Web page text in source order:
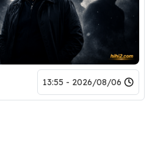
2026/08/06 - 13:55